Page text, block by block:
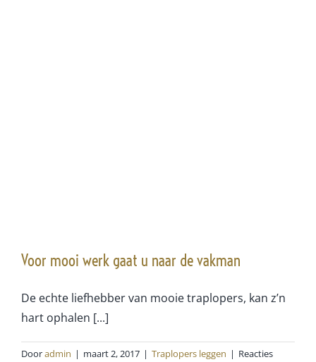
Voor mooi werk gaat u naar de vakman
De echte liefhebber van mooie traplopers, kan z’n
hart ophalen [...]
Dooradmin | maart 2, 2017 | Traplopers leggen | Reacties